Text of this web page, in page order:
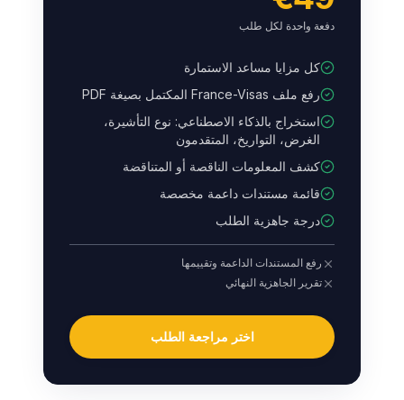
دفعة واحدة لكل طلب
كل مزايا مساعد الاستمارة
رفع ملف France-Visas المكتمل بصيغة PDF
استخراج بالذكاء الاصطناعي: نوع التأشيرة،
الغرض، التواريخ، المتقدمون
كشف المعلومات الناقصة أو المتناقضة
قائمة مستندات داعمة مخصصة
درجة جاهزية الطلب
رفع المستندات الداعمة وتقييمها
تقرير الجاهزية النهائي
اختر مراجعة الطلب